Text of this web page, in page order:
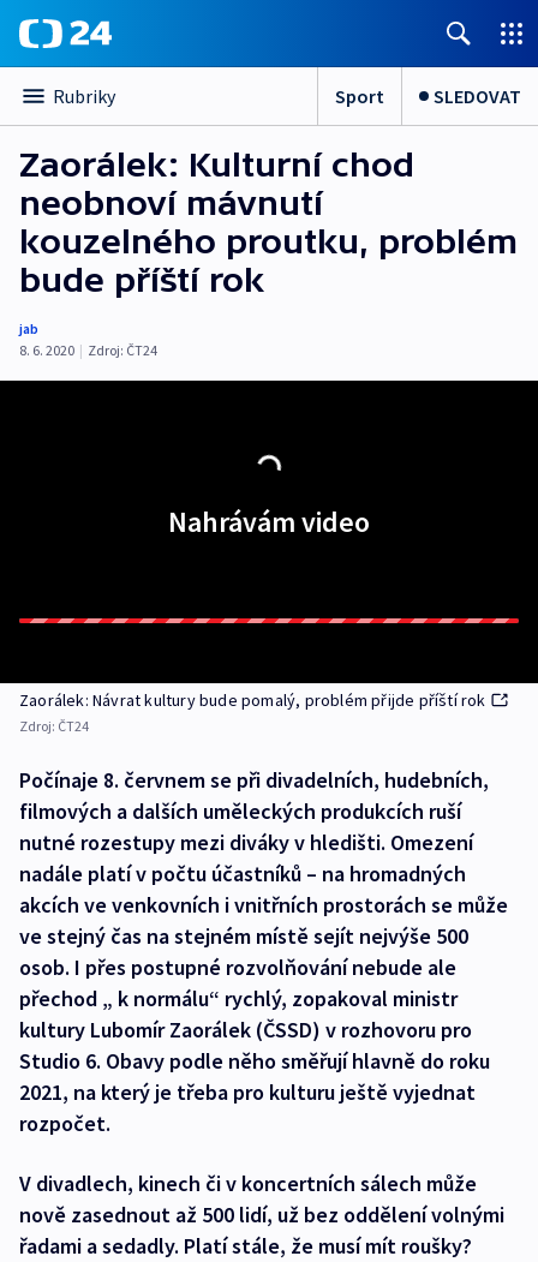
Rubriky Sport SLEDOVAT
Zaorálek: Kulturní chod
neobnoví mávnutí
kouzelného proutku, problém
bude příští rok
jab
8. 6. 2020 | Zdroj: ČT24
Nahrávám video
Zaorálek: Návrat kultury bude pomalý, problém přijde příští rok
Zdroj: ČT24
Počínaje 8. červnem se při divadelních, hudebních,
filmových a dalších uměleckých produkcích ruší
nutné rozestupy mezi diváky v hledišti. Omezení
nadále platí v počtu účastníků – na hromadných
akcích ve venkovních i vnitřních prostorách se může
ve stejný čas na stejném místě sejít nejvýše 500
osob. I přes postupné rozvolňování nebude ale
přechod „ k normálu“ rychlý, zopakoval ministr
kultury Lubomír Zaorálek (ČSSD) v rozhovoru pro
Studio 6. Obavy podle něho směřují hlavně do roku
2021, na který je třeba pro kulturu ještě vyjednat
rozpočet.
V divadlech, kinech či v koncertních sálech může
nově zasednout až 500 lidí, už bez oddělení volnými
řadami a sedadly. Platí stále, že musí mít roušky?